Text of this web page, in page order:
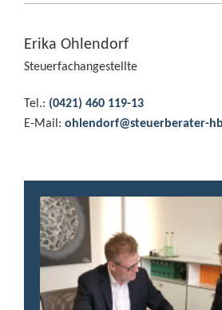
Erika Ohlendorf
Steuerfachangestellte
Tel.: (0421) 460 119-13
E-Mail: ohlendorf@steuerberater-